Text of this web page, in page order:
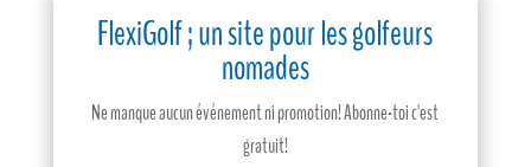
FlexiGolf ; un site pour les golfeurs
nomades
Ne manque aucun événement ni promotion! Abonne-toi c'est
gratuit!